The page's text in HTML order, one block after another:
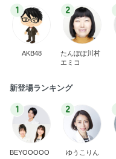
1
AKB48
2
たんぽぽ川村
エミコ
新登場ランキング
1
BEYOOOOO
2
ゆうこりん